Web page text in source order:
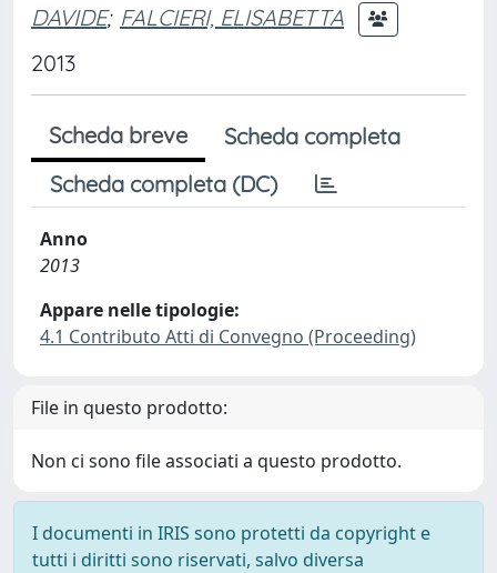
DAVIDE; FALCIERI, ELISABETTA
2013
Scheda breve
Scheda completa
Scheda completa (DC)
Anno
2013
Appare nelle tipologie:
4.1 Contributo Atti di Convegno (Proceeding)
File in questo prodotto:
Non ci sono file associati a questo prodotto.
I documenti in IRIS sono protetti da copyright e
tutti i diritti sono riservati, salvo diversa